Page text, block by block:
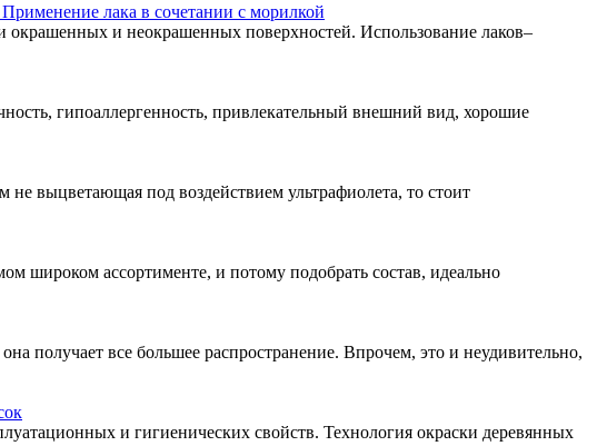
лака в сочетании с морилкой
окрашенных и неокрашенных поверхностей. Использование лаков–
гипоаллергенность, привлекательный внешний вид, хорошие
выцветающая под воздействием ультрафиолета, то стоит
широком ассортименте, и потому подобрать состав, идеально
получает все большее распространение. Впрочем, это и неудивительно,
и гигиенических свойств. Технология окраски деревянных